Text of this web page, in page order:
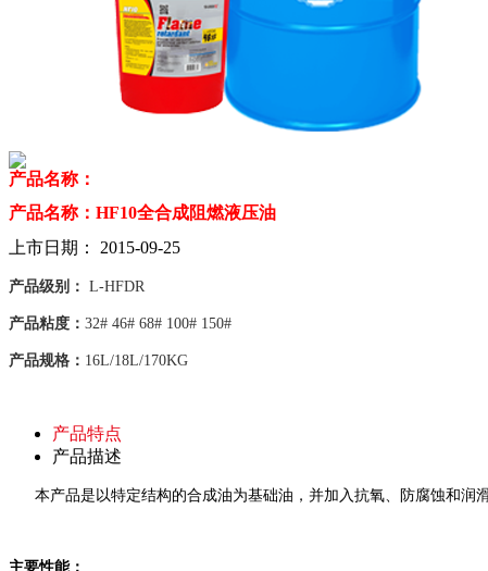
产品名称：
产品名称：HF10全合成阻燃液压油
上市日期： 2015-09-25
产品级别： L-HFDR
产品粘度： 32# 46# 68# 100# 150#
产品规格： 16L/18L/170KG
产品特点
产品描述
本产品是以特定结构的合成油为基础油，并加入抗氧、防腐蚀和润
主要性能：